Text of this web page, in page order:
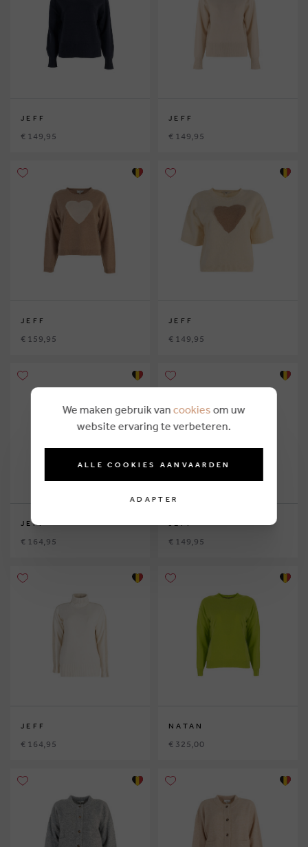
JEFF
€ 149,95
JEFF
€ 149,95
JEFF
€ 159,95
JEFF
€ 149,95
JEFF
€ 164,95
JEFF
€ 149,95
JEFF
€ 164,95
NATAN
€ 325,00
We maken gebruik van cookies om uw
website ervaring te verbeteren.
ALLE COOKIES AANVAARDEN
ADAPTER